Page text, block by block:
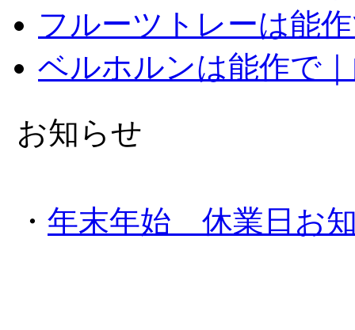
フルーツトレーは能
ベルホルンは能作で
お知らせ
・ 年末年始 休業日お